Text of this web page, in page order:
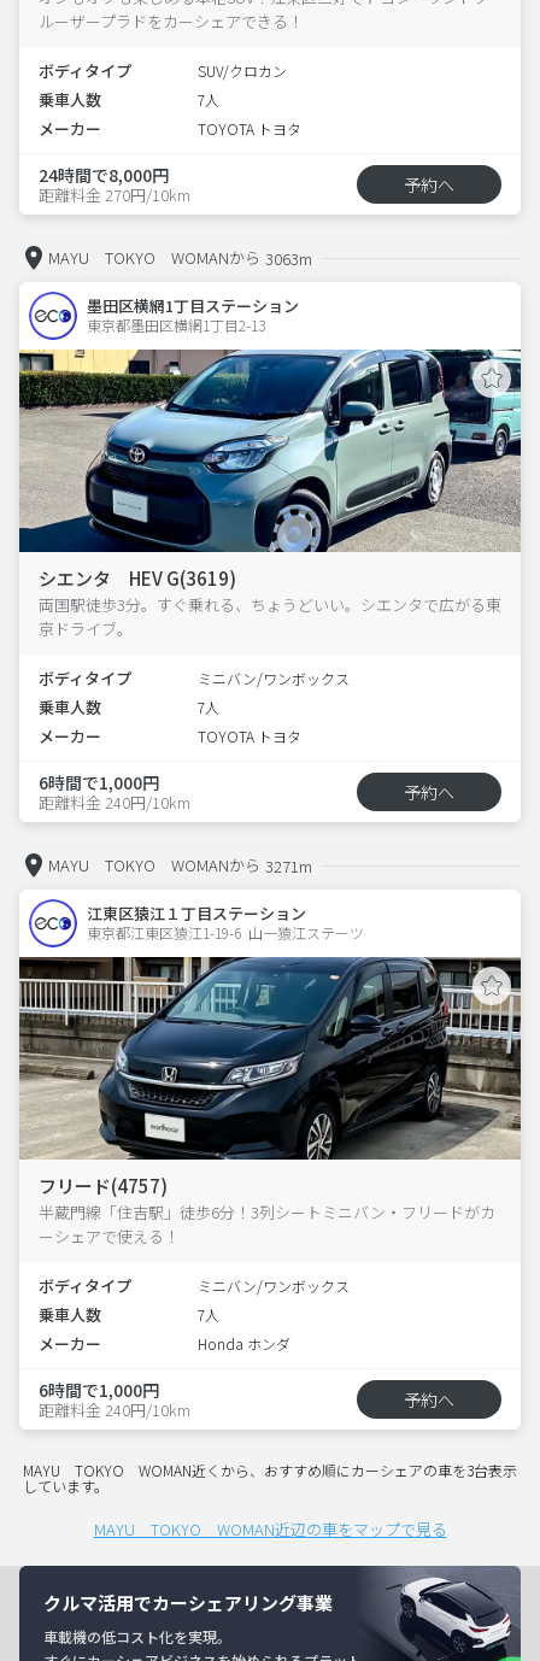
ルーザープラドをカーシェアできる！
ボディタイプ SUV/クロカン
乗車人数 7人
メーカー TOYOTA トヨタ
24時間で8,000円
距離料金 270円/10km 予約へ
MAYU TOKYO WOMANから 3063m
墨田区横網1丁目ステーション
東京都墨田区横網1丁目2-13
シエンタ HEV G(3619)
両国駅徒歩3分。すぐ乗れる、ちょうどいい。シエンタで広がる東
京ドライブ。
ボディタイプ ミニバン/ワンボックス
乗車人数 7人
メーカー TOYOTA トヨタ
6時間で1,000円
距離料金 240円/10km 予約へ
MAYU TOKYO WOMANから 3271m
江東区猿江１丁目ステーション
東京都江東区猿江1-19-6  山一猿江ステーツ
フリード(4757)
半蔵門線「住吉駅」徒歩6分！3列シートミニバン・フリードがカ
ーシェアで使える！
ボディタイプ ミニバン/ワンボックス
乗車人数 7人
メーカー Honda ホンダ
6時間で1,000円
距離料金 240円/10km 予約へ
MAYU TOKYO WOMAN近くから、おすすめ順にカーシェアの車を3台表示
しています。
MAYU TOKYO WOMAN近辺の車をマップで見る
クルマ活用でカーシェアリング事業
車載機の低コスト化を実現。